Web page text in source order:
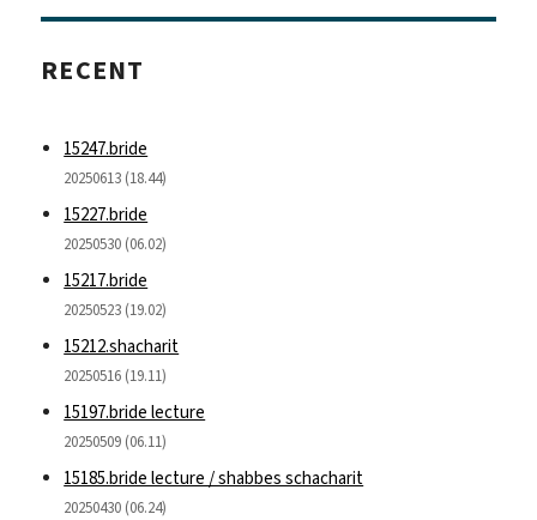
RECENT
15247.bride
20250613 (18.44)
15227.bride
20250530 (06.02)
15217.bride
20250523 (19.02)
15212.shacharit
20250516 (19.11)
15197.bride lecture
20250509 (06.11)
15185.bride lecture / shabbes schacharit
20250430 (06.24)